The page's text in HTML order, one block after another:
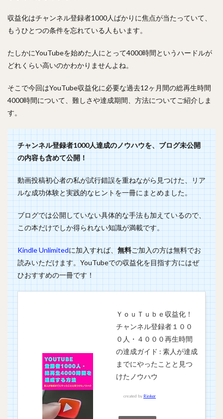
収益化はチャンネル登録者1000人ばかりに焦点が当たっていて、
もうひとつの条件を忘れている人もいます。
たしかにYouTubeを始めた人にとって4000時間というハードルが
どれくらい高いのかわかりませんよね。
そこで今回はYouTube収益化に必要な過去12ヶ月間の総再生時間
4000時間について、難しさや達成期間、方法についてご紹介しま
す。
チャンネル登録者1000人達成のノウハウを、ブログ未公開
の内容も含めて公開！
動画投稿初心者の私が試行錯誤を重ねながら見つけた、リア
ルな成功体験と実践的なヒントを一冊にまとめました。
ブログでは公開していない具体的な手法も加えているので、
この本だけでしか得られない知識が満載です。
Kindle Unlimitedに加入すれば、無料ご加入の方は無料でお
読みいただけます。YouTubeでの収益化を目指す方にはぜ
ひおすすめの一冊です！
ＹｏｕＴｕｂｅ収益化！
チャンネル登録者１００
０人・４０００再生時間
の達成ガイド : 素人が達成
までにやったことと見つ
けたノウハウ
created by Rinker